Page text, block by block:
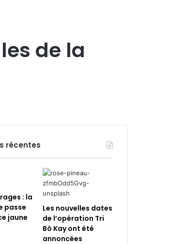
de la
récentes
: la
passe
jaune
Les nouvelles dates
de l’opération Tri
Bô Kay ont été
annoncées